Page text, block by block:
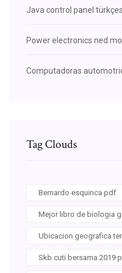
Java control panel
Power electronics ned
Computadoras
Tag Clouds
Bernardo esquinca pdf
Mejor libro de biologia
Ubicacion geografica
Skb cuti bersama 2019